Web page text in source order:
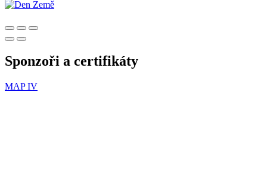
Sponzoři a certifikáty
MAP IV